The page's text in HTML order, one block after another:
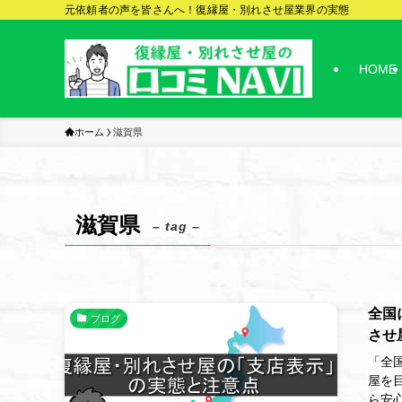
元依頼者の声を皆さんへ！復縁屋・別れさせ屋業界の実態
HOME
ホーム 滋賀県
滋賀県 – tag –
ブログ
全国
させ
「
屋を